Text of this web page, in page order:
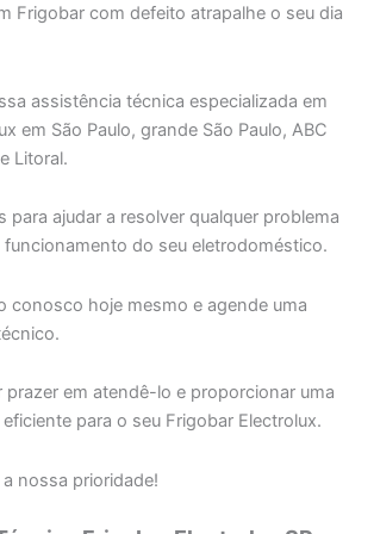
Frigobar com defeito atrapalhe o seu dia
assistência técnica especializada em
em São Paulo, grande São Paulo, ABC
Litoral.
para ajudar a resolver qualquer problema
do seu eletrodoméstico.
conosco hoje mesmo e agende uma
prazer em atendê-lo e proporcionar uma
para o seu Frigobar Electrolux.
nossa prioridade!